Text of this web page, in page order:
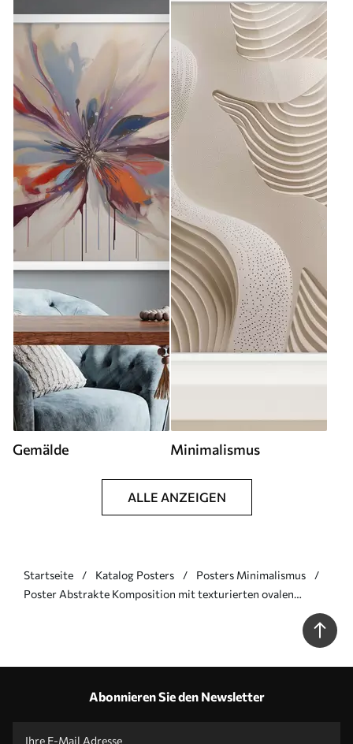
Gemälde Minimalismus
ALLE ANZEIGEN
Startseite Katalog Posters
Posters Minimalismus
Poster Abstrakte Komposition mit texturierten ovalen
Abonnieren Sie den Newsletter